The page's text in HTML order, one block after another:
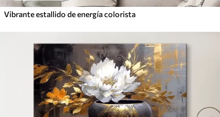
Vibrante estallido de energía colorista